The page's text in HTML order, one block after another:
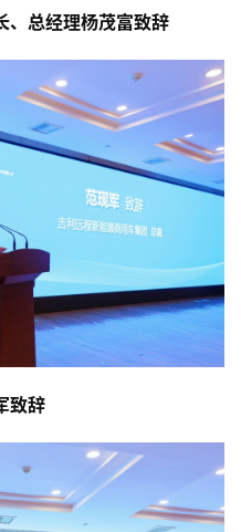
、总经理杨茂富致辞
致辞